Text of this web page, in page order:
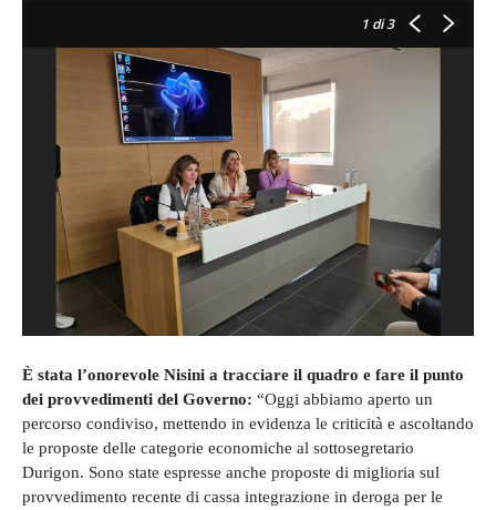
1 di 3
È stata l’onorevole Nisini a tracciare il quadro e fare il punto
dei provvedimenti del Governo: “Oggi abbiamo aperto un
percorso condiviso, mettendo in evidenza le criticità e ascoltando
le proposte delle categorie economiche al sottosegretario
Durigon. Sono state espresse anche proposte di miglioria sul
provvedimento recente di cassa integrazione in deroga per le